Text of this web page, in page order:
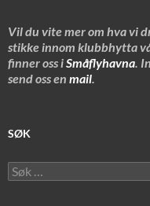
Vil du vite mer om hva vi
stikke innom klubbhytta
finner oss iSmåflyhavna.
send oss en mail.
SØK
Søk
etter: